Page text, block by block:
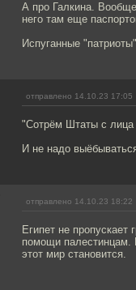
А про Галкина.
него там еще
Испуганные
отправлено 14.10.23 17:05
"Сотрём Штаты с лица
И не надо
отправлено 14.10.23 18:22
Египет не
помощи
этот мир становится.